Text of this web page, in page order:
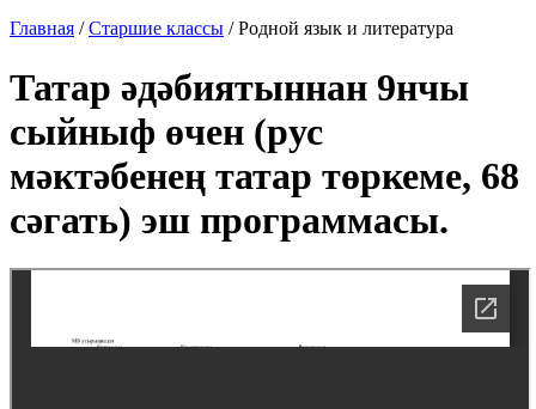
Главная /Старшие классы /Родной язык и литература
Татар әдәбиятыннан 9нчы
сыйныф өчен (рус
мәктәбенең татар төркеме, 68
сәгать) эш программасы.